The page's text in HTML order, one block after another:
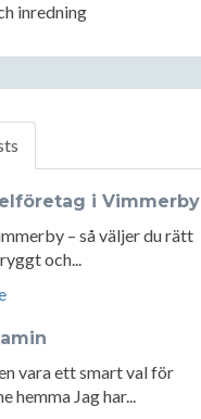
inredning
i Vimmerby
– så väljer du rätt
och...
vara ett smart val för
hemma Jag har...